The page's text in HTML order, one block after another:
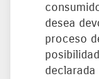
desea
proceso